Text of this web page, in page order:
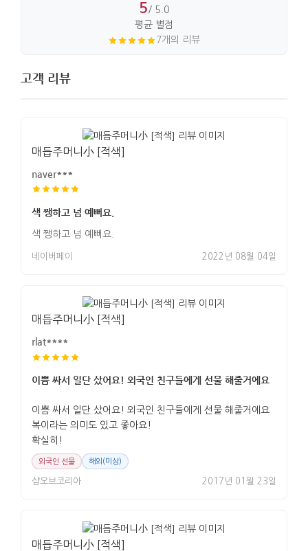
가로 : 10cm. 세로 : 15.5cm.
5/ 5.0
평균 별점
7개의 리뷰
고객 리뷰
매듭주머니小 [적색]
naver***
색 쨍하고 넘 예뻐요.
색 쨍하고 넘 예뻐요.
네이버페이 2022년 08월 04일
매듭주머니小 [적색]
rlat****
이쁨 싸서 일단 샀어요! 외국인 친구들에게 선물 해줄거에요
이쁨 싸서 일단 샀어요! 외국인 친구들에게 선물 해줄거에요
복이라는 의미도 있고 좋아요!
확실히!
외국인 선물 해외(미상)
샵오브코리아 2017년 01월 23일
매듭주머니小 [적색]